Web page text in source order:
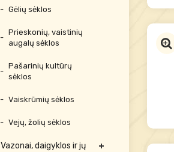
Gėlių sėklos
Prieskonių, vaistinių
augalų sėklos
Pašarinių kultūrų
sėklos
Vaiskrūmių sėklos
Vejų, žolių sėklos
Vazonai, daigyklos ir jų